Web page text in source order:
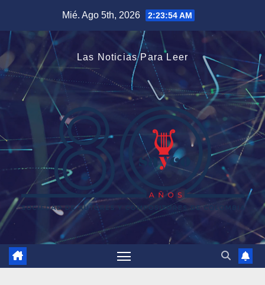
contenido
Mié. Ago 5th, 2026 2:23:54 AM
Las Noticias Para Leer